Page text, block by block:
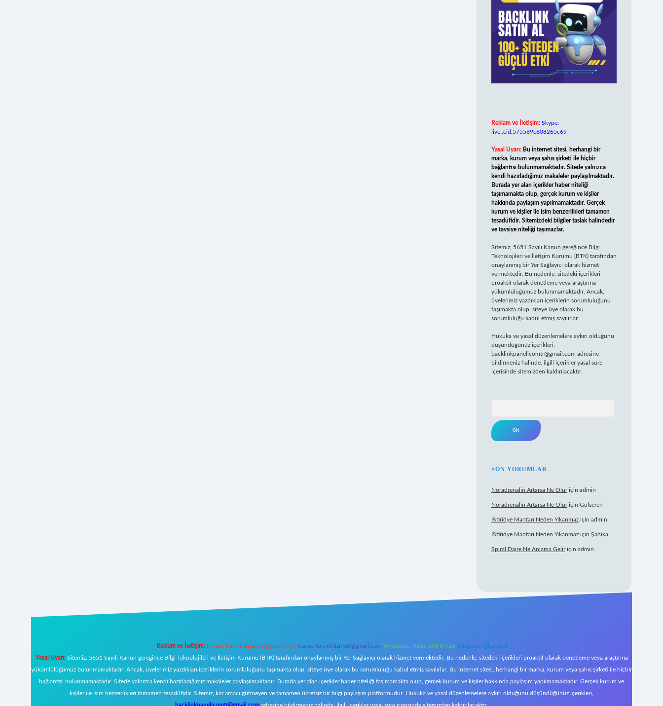
Reklam ve İletişim: Skype:
live:.cid.575569c608265c69
Yasal Uyarı: Bu internet sitesi, herhangi bir
marka, kurum veya şahıs şirketi ile hiçbir
bağlantısı bulunmamaktadır. Sitede yalnızca
kendi hazırladığımız makaleler paylaşılmaktadır.
Burada yer alan içerikler haber niteliği
taşımamakta olup, gerçek kurum ve kişiler
hakkında paylaşım yapılmamaktadır. Gerçek
kurum ve kişiler ile isim benzerlikleri tamamen
tesadüfidir. Sitemizdeki bilgiler taslak halindedir
ve tavsiye niteliği taşımazlar.
Sitemiz, 5651 Sayılı Kanun gereğince Bilgi
Teknolojileri ve İletişim Kurumu (BTK) tarafından
onaylanmış bir Yer Sağlayıcı olarak hizmet
vermektedir. Bu nedenle, sitedeki içerikleri
proaktif olarak denetleme veya araştırma
yükümlülüğümüz bulunmamaktadır. Ancak,
üyelerimiz yazdıkları içeriklerin sorumluluğunu
taşımakta olup, siteye üye olarak bu
sorumluluğu kabul etmiş sayılırlar.
Hukuka ve yasal düzenlemelere aykırı olduğunu
düşündüğünüz içerikleri,
backlinkpanelicomtr@gmail.com adresine
bildirmeniz halinde, ilgili içerikler yasal süre
içerisinde sitemizden kaldırılacaktır.
SON YORUMLAR
Noradrenalin Artarsa Ne Oluriçin admin
Noradrenalin Artarsa Ne Oluriçin Gülseren
İStiridye Mantarı Neden Yıkanmaziçin admin
İStiridye Mantarı Neden Yıkanmaziçin Şahika
Spiral Daire Ne Anlama Geliriçin admin
Reklam ve İletişim: E-mail: backlinkpaneli@gmail.com Teams: forumhizmeti@gmail.com Whatsapp: 0262 606 0 726 Telegram: @karabul
Yasal Uyarı:Sitemiz, 5651 Sayılı Kanun gereğince Bilgi Teknolojileri ve İletişim Kurumu (BTK) tarafından onaylanmış bir Yer Sağlayıcı olarak hizmet vermektedir. Bu nedenle, sitedeki içerikleri proaktif olarak denetleme veya araştırma
yükümlülüğümüz bulunmamaktadır. Ancak, üyelerimiz yazdıkları içeriklerin sorumluluğunu taşımakta olup, siteye üye olarak bu sorumluluğu kabul etmiş sayılırlar. Bu internet sitesi, herhangi bir marka, kurum veya şahıs şirketi ile hiçbir
bağlantısı bulunmamaktadır. Sitede yalnızca kendi hazırladığımız makaleler paylaşılmaktadır. Burada yer alan içerikler haber niteliği taşımamakta olup, gerçek kurum ve kişiler hakkında paylaşım yapılmamaktadır. Gerçek kurum ve
kişiler ile isim benzerlikleri tamamen tesadüfidir. Sitemiz, kar amacı gütmeyen ve tamamen ücretsiz bir bilgi paylaşım platformudur. Hukuka ve yasal düzenlemelere aykırı olduğunu düşündüğünüz içerikleri,